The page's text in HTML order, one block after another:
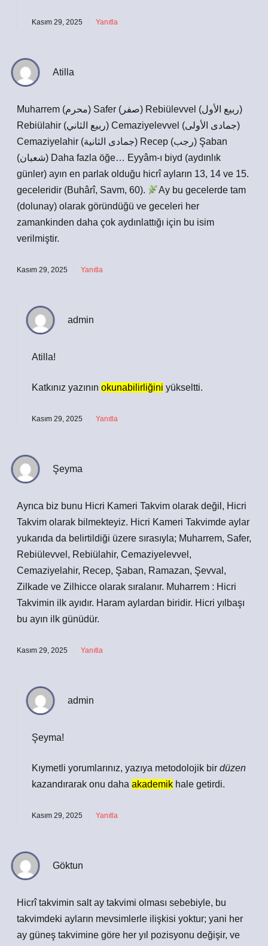
Kasım 29, 2025 Yanıtla
Atilla
Muharrem (محرم) Safer (صفر) Rebiülevvel (ربيع الأول)
Rebiülahir (ربيع الثاني) Cemaziyelevvel (جمادى الأولى)
Cemaziyelahir (جمادى الثانية) Recep (رجب) Şaban
(شعبان) Daha fazla öğe… Eyyâm-ı biyd (aydınlık
günler) ayın en parlak olduğu hicrî ayların 13, 14 ve 15.
geceleridir (Buhârî, Savm, 60).
Ay bu gecelerde tam
(dolunay) olarak göründüğü ve geceleri her
zamankinden daha çok aydınlattığı için bu isim
verilmiştir.
Kasım 29, 2025 Yanıtla
admin
Atilla!
Katkınız yazının okunabilirliğini yükseltti.
Kasım 29, 2025 Yanıtla
Şeyma
Ayrıca biz bunu Hicri Kameri Takvim olarak değil, Hicri
Takvim olarak bilmekteyiz. Hicri Kameri Takvimde aylar
yukarıda da belirtildiği üzere sırasıyla; Muharrem, Safer,
Rebiülevvel, Rebiülahir, Cemaziyelevvel,
Cemaziyelahir, Recep, Şaban, Ramazan, Şevval,
Zilkade ve Zilhicce olarak sıralanır. Muharrem : Hicri
Takvimin ilk ayıdır. Haram aylardan biridir. Hicri yılbaşı
bu ayın ilk günüdür.
Kasım 29, 2025 Yanıtla
admin
Şeyma!
Kıymetli yorumlarınız, yazıya metodolojik bir düzen
kazandırarak onu daha akademik hale getirdi.
Kasım 29, 2025 Yanıtla
Göktun
Hicrî takvimin salt ay takvimi olması sebebiyle, bu
takvimdeki ayların mevsimlerle ilişkisi yoktur; yani her
ay güneş takvimine göre her yıl pozisyonu değişir, ve